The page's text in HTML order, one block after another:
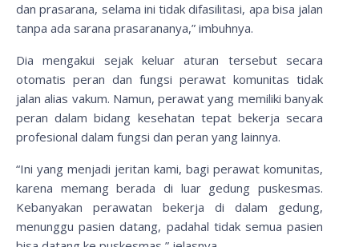
dan prasarana, selama ini tidak difasilitasi, apa bisa jalan
tanpa ada sarana prasarananya,” imbuhnya.
Dia mengakui sejak keluar aturan tersebut secara
otomatis peran dan fungsi perawat komunitas tidak
jalan alias vakum. Namun, perawat yang memiliki banyak
peran dalam bidang kesehatan tepat bekerja secara
profesional dalam fungsi dan peran yang lainnya.
“Ini yang menjadi jeritan kami, bagi perawat komunitas,
karena memang berada di luar gedung puskesmas.
Kebanyakan perawatan bekerja di dalam gedung,
menunggu pasien datang, padahal tidak semua pasien